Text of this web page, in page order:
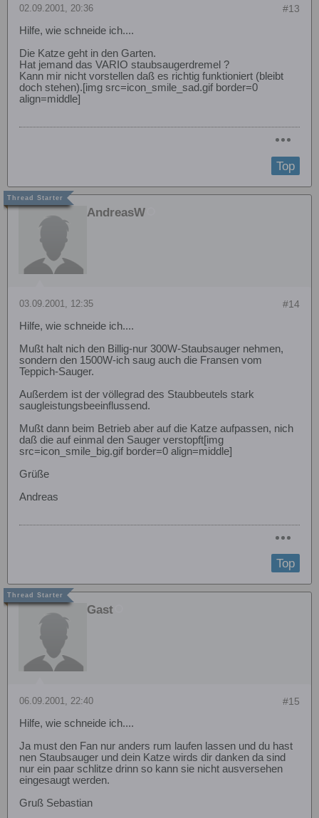
#13
02.09.2001, 20:36
Hilfe, wie schneide ich....
Die Katze geht in den Garten.
Hat jemand das VARIO staubsaugerdremel ?
Kann mir nicht vorstellen daß es richtig funktioniert (bleibt
doch stehen).[img src=icon_smile_sad.gif border=0
align=middle]
Top
AndreasW
#14
03.09.2001, 12:35
Hilfe, wie schneide ich....
Mußt halt nich den Billig-nur 300W-Staubsauger nehmen,
sondern den 1500W-ich saug auch die Fransen vom
Teppich-Sauger.
Außerdem ist der völlegrad des Staubbeutels stark
saugleistungsbeeinflussend.
Mußt dann beim Betrieb aber auf die Katze aufpassen, nich
daß die auf einmal den Sauger verstopft[img
src=icon_smile_big.gif border=0 align=middle]
Grüße
Andreas
Top
Gast
#15
06.09.2001, 22:40
Hilfe, wie schneide ich....
Ja must den Fan nur anders rum laufen lassen und du hast
nen Staubsauger und dein Katze wirds dir danken da sind
nur ein paar schlitze drinn so kann sie nicht ausversehen
eingesaugt werden.
Gruß Sebastian